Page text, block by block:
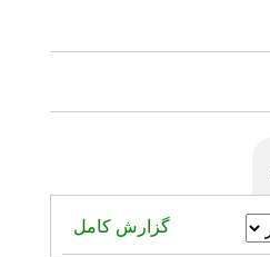
گزارش کامل